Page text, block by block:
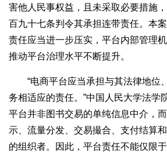
害他人民事权益，且未采取必要措施
百九十七条判令其承担连带责任。本
责任应当进一步压实，平台内部管理
推动平台治理水平不断提升。
“电商平台应当承担与其法律地位
务相适应的责任。”中国人民大学法学
平台并非图书交易的单纯信息中介，
示、流量分发、交易撮合、支付结算
的组织者。因此，平台责任不能仅限